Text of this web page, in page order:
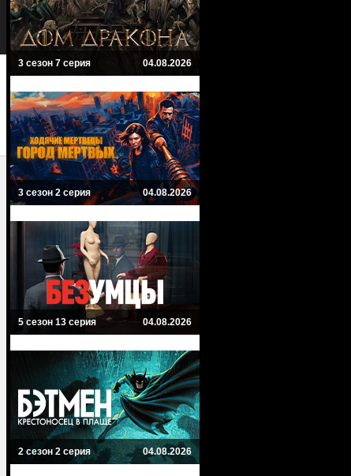
Приключенческий, Фантастика, Драма Star Trek: The Next Generation
Приключенческий
3 сезон 7 серия 04.08.2026
3 сезон 2 серия 04.08.2026
5 сезон 13 серия 04.08.2026
2 сезон 2 серия 04.08.2026